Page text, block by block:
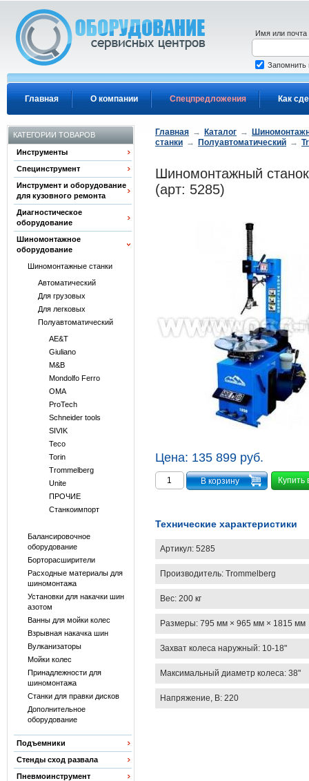
Главная О компании Спецпредложения Как
Имя или почта
Запомнить
КАТЕГОРИИ ТОВАРОВ
Инструменты
Специнструмент
Инструмент и оборудование
для кузовного ремонта
Диагностическое
оборудование
Шиномонтажное
оборудование
Шиномонтажные станки
Автоматический
Для грузовых
Для легковых
Полуавтоматический
AE&T
Giuliano
M&B
Mondolfo Ferro
OMA
ProTech
Schneider tools
SIVIK
Teco
Torin
Trommelberg
Unite
ПРОЧИЕ
Станкоимпорт
Балансировочное
оборудование
Борторасширители
Расходные материалы для
шиномонтажа
Установки для накачки шин
азотом
Ванны для мойки колес
Взрывная накачка шин
Вулканизаторы
Мойки колес
Принадлежности для
шиномонтажа
Станки для правки дисков
Дополнительное
оборудование
Подъемники
Стенды сход развала
Пневмоинструмент
Главная → Каталог →
станки → Полуавтоматический →
Шиномонтажный
(арт: 5285)
Цена: 135 899 руб.
Купить
Технические характеристики
Артикул: 5285
Производитель: Trommelberg
Вес: 200 кг
Размеры: 795 мм × 965 мм × 1815 мм
Захват колеса наружный: 10-18"
Максимальный диаметр колеса: 38"
Напряжение, В: 220